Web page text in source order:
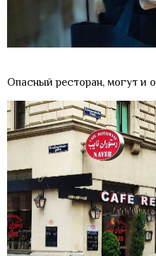
Опасный ресторан, могут и